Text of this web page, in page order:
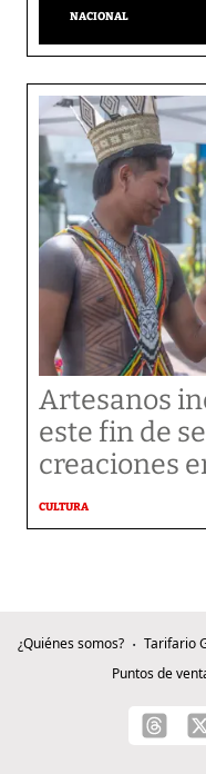
NACIONAL
Artesanos
este fin de
creaciones
CULTURA
¿Quiénes somos? Tarifario
Puntos de